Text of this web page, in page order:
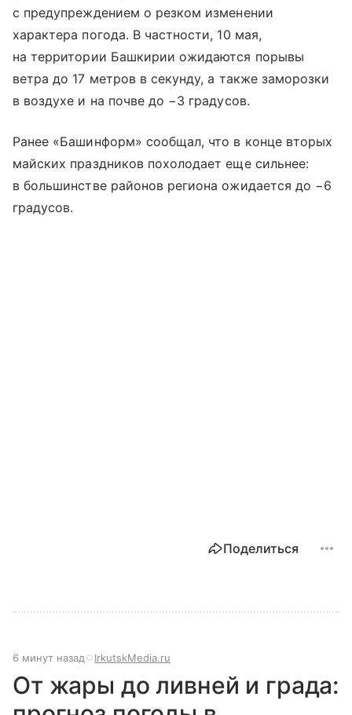
с предупреждением о резком изменении
характера погода. В частности, 10 мая,
на территории Башкирии ожидаются порывы
ветра до 17 метров в секунду, а также заморозки
в воздухе и на почве до −3 градусов.
Ранее «Башинформ» сообщал, что в конце вторых
майских праздников похолодает еще сильнее:
в большинстве районов региона ожидается до −6
градусов.
Поделиться
6 минут назад IrkutskMedia.ru
От жары до ливней и града: